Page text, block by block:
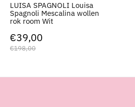
LUISA SPAGNOLI Louisa
Spagnoli Mescalina wollen
rok room Wit
€39,00
€198,00